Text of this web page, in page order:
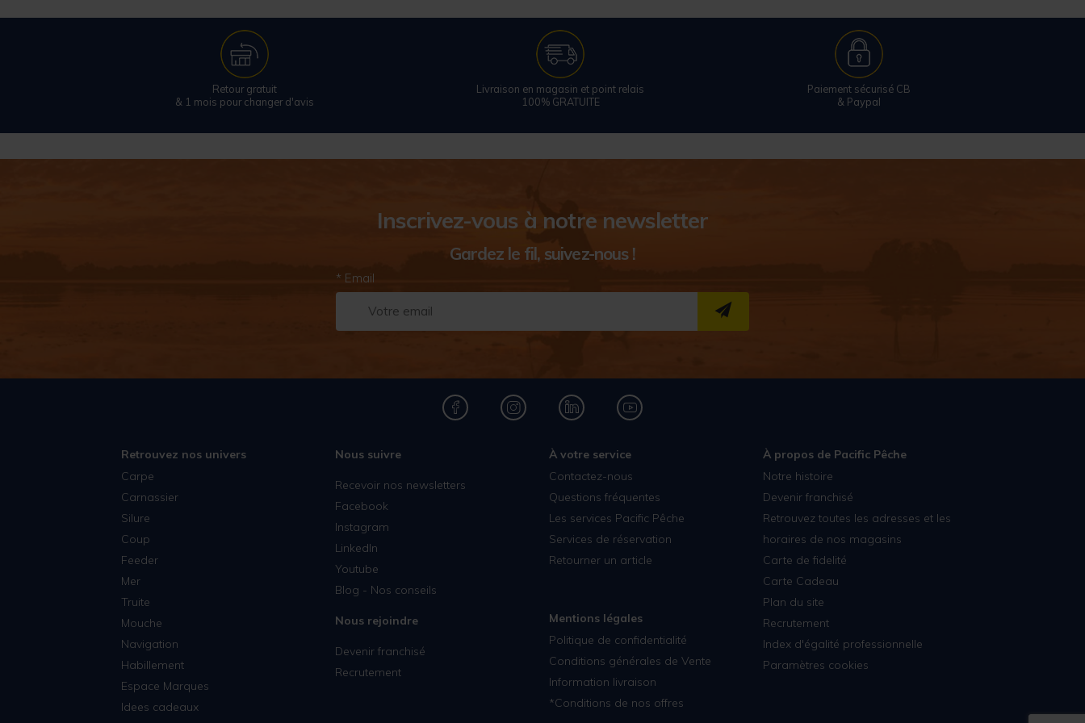
Retour gratuit
& 1 mois pour changer d'avis
Livraison en magasin et point relais
100% GRATUITE
Paiement sécurisé CB
& Paypal
Inscrivez-vous à notre newsletter
Gardez le fil, suivez-nous !
* Email
S''INSCRIRE
Retrouvez nos univers
Carpe
Carnassier
Silure
Coup
Feeder
Mer
Truite
Mouche
Navigation
Habillement
Espace Marques
Idees cadeaux
Nous suivre
Recevoir nos newsletters
Facebook
Instagram
LinkedIn
Youtube
Blog - Nos conseils
Nous rejoindre
Devenir franchisé
Recrutement
À votre service
Contactez-nous
Questions fréquentes
Les services Pacific Pêche
Services de réservation
Retourner un article
Mentions légales
Politique de confidentialité
Conditions générales de Vente
Information livraison
*Conditions de nos offres
À propos de Pacific Pêche
Notre histoire
Devenir franchisé
Retrouvez toutes les adresses et les
horaires de nos magasins
Carte de fidelité
Carte Cadeau
Plan du site
Recrutement
Index d'égalité professionnelle
Paramètres cookies